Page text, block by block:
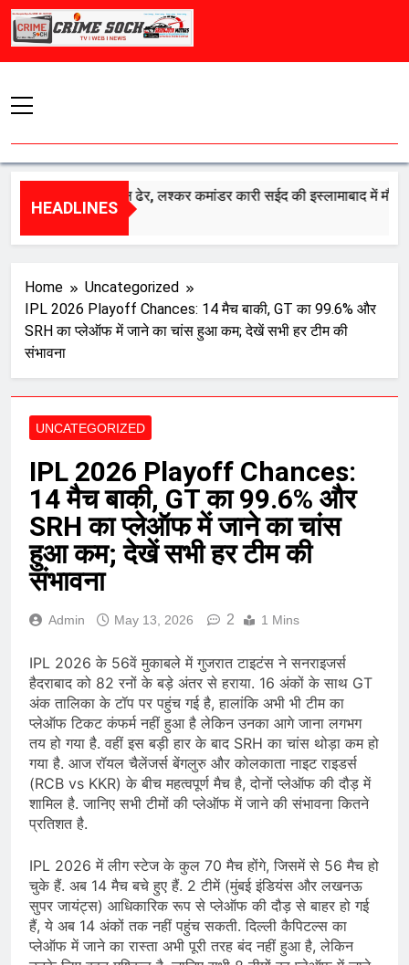
Skip
HEADLINES
का एक और दुश्मन ढेर, लश्कर कमांडर कारी सईद की इस्लामाबाद में मौत
Home
Uncategorized
IPL 2026 Playoff Chances: 14 मैच बाकी, GT का 99.6% और
SRH का प्लेऑफ में जाने का चांस हुआ कम; देखें सभी हर टीम की
संभावना
UNCATEGORIZED
IPL 2026 Playoff Chances:
14 मैच बाकी, GT का 99.6% और
SRH का प्लेऑफ में जाने का चांस
हुआ कम; देखें सभी हर टीम की
संभावना
Admin May 13, 2026 2 1 Mins
IPL 2026 के 56वें मुकाबले में गुजरात टाइटंस ने सनराइजर्स
हैदराबाद को 82 रनों के बड़े अंतर से हराया. 16 अंकों के साथ GT
अंक तालिका के टॉप पर पहुंच गई है, हालांकि अभी भी टीम का
प्लेऑफ टिकट कंफर्म नहीं हुआ है लेकिन उनका आगे जाना लगभग
तय हो गया है. वहीं इस बड़ी हार के बाद SRH का चांस थोड़ा कम हो
गया है. आज रॉयल चैलेंजर्स बेंगलुरु और कोलकाता नाइट राइडर्स
(RCB vs KKR) के बीच महत्वपूर्ण मैच है, दोनों प्लेऑफ की दौड़ में
शामिल है. जानिए सभी टीमों की प्लेऑफ में जाने की संभावना कितने
प्रतिशत है.
IPL 2026 में लीग स्टेज के कुल 70 मैच होंगे, जिसमें से 56 मैच हो
चुके हैं. अब 14 मैच बचे हुए हैं. 2 टीमें (मुंबई इंडियंस और लखनऊ
सुपर जायंट्स) आधिकारिक रूप से प्लेऑफ की दौड़ से बाहर हो गई
हैं, ये अब 14 अंकों तक नहीं पहुंच सकती. दिल्ली कैपिटल्स का
प्लेऑफ में जाने का रास्ता अभी पूरी तरह बंद नहीं हुआ है, लेकिन